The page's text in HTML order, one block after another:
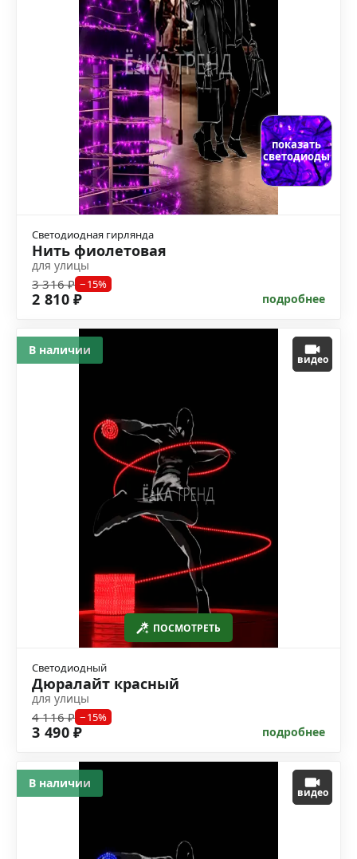
показать
светодиоды
Светодиодная гирлянда
Нить фиолетовая
для улицы
3 316 ₽ −15%
2 810 ₽ подробнее
ПОСМОТРЕТЬ
видео
Светодиодный
Дюралайт красный
для улицы
4 116 ₽ −15%
3 490 ₽ подробнее
В наличии
видео
В наличии